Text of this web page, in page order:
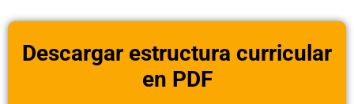
Descargar estructura curricular
en PDF